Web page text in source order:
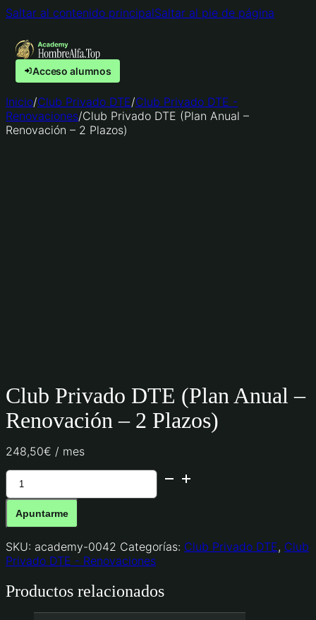
Saltar al contenido principalSaltar al pie de página
Acceso alumnos
Inicio/Club Privado DTE/Club Privado DTE -
Renovaciones/Club Privado DTE (Plan Anual –
Renovación – 2 Plazos)
Club Privado DTE (Plan Anual –
Renovación – 2 Plazos)
248,50€ / mes
Club
Privado
DTE
(Plan
–
Renovación
2
Apuntarme
SKU: academy-0042 Categorías: Club Privado DTE, Club
Privado DTE - Renovaciones
Productos relacionados